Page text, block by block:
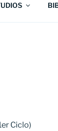
Ciclo)